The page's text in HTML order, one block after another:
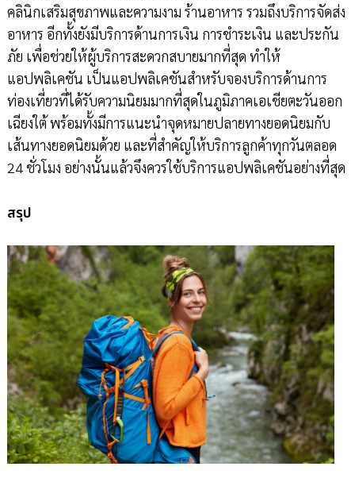
คลินิกเสริมสุขภาพและความงาม ร้านอาหาร รวมถึงบริการจัดส่ง
อาหาร อีกทั้งยังมีบริการด้านการเงิน การชำระเงิน และประกัน
ภัย เพื่อช่วยให้ผู้บริการสะดวกสบายมากที่สุด ทำให้
แอปพลิเคชัน เป็นแอปพลิเคชันสำหรับจองบริการด้านการ
ท่องเที่ยวที่ได้รับความนิยมมากที่สุดในภูมิภาคเอเชียตะวันออก
เฉียงใต้ พร้อมทั้งมีการแนะนำจุดหมายปลายทางยอดนิยมกับ
เส้นทางยอดนิยมด้วย และที่สำคัญให้บริการลูกค้าทุกวันตลอด
24 ชั่วโมง อย่างนั้นแล้วจึงควรใช้บริการแอปพลิเคชันอย่างที่สุด
สรุป